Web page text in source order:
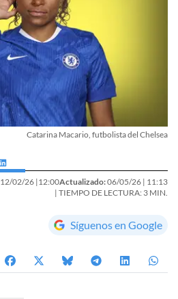
Catarina Macario, futbolista del Chelsea
12/02/26 |12:00Actualizado:06/05/26 | 11:13
| TIEMPO DE LECTURA: 3 MIN.
Síguenos en Google